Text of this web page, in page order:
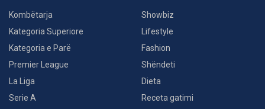
Kombëtarja
Kategoria Superiore
Kategoria e Parë
Premier League
La Liga
Serie A
Showbiz
Lifestyle
Fashion
Shëndeti
Dieta
Receta gatimi